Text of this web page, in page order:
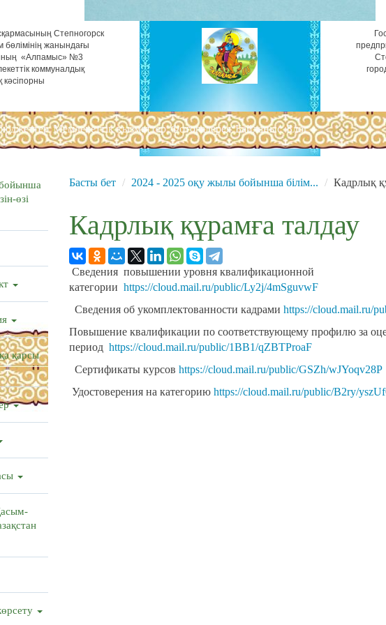
Степногорск
бөлімінің жанындағы
«Алпамыс» №3
коммуналдық
кәсіпорны
Мемлекеттік қызметтер Фотогалерея Байланыс Блог
өзі
қарсы
Басты бет 2024 - 2025 оқу жылы бойынша білім... Кадрлық
Кадрлық құрамға талдау
Сведения повышении уровня квалификационной
категории https://cloud.mail.ru/public/Ly2j/4mSguvwF
Сведения об укомплектованности кадрами https://cloud.mail.ru/
Повышение квалификации по соответствующему профилю за
период https://cloud.mail.ru/public/1BB1/qZBTProaF
Сертификаты курсов https://cloud.mail.ru/public/GSZh/wJYoqv28P
Удостоверения на категорию https://cloud.mail.ru/public/B2ry/